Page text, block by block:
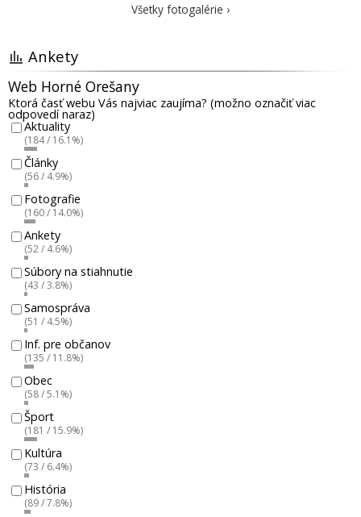
Všetky fotogalérie ›
Ankety
Web Horné Orešany
Ktorá časť webu Vás najviac zaujíma? (možno označiť viac
odpovedí naraz)
Aktuality
(184 / 16.1%)
Články
(56 / 4.9%)
Fotografie
(160 / 14.0%)
Ankety
(52 / 4.6%)
Súbory na stiahnutie
(43 / 3.8%)
Samospráva
(51 / 4.5%)
Inf. pre občanov
(135 / 11.8%)
Obec
(58 / 5.1%)
Šport
(181 / 15.9%)
Kultúra
(73 / 6.4%)
História
(89 / 7.8%)